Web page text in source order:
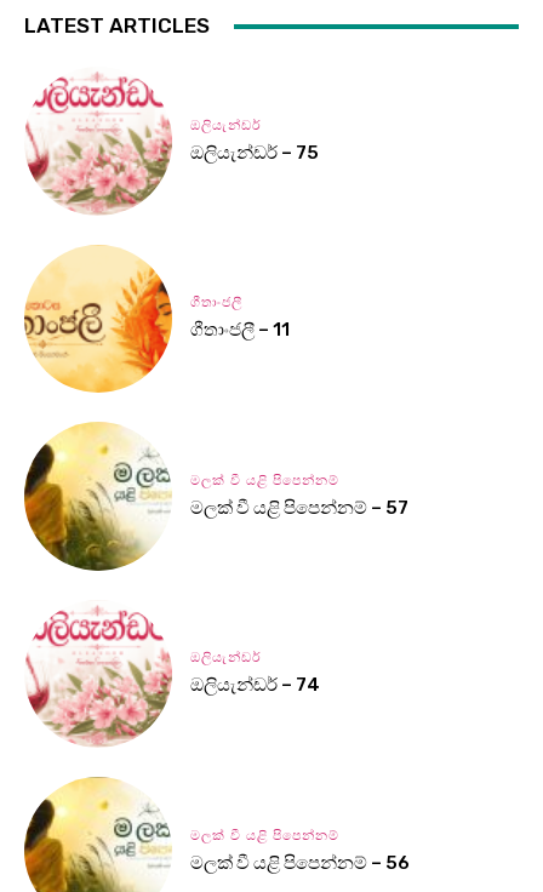
LATEST ARTICLES
ඔලියැන්ඩර්
ඔලියැන්ඩර් – 75
ගීතාංජලී
ගීතාංජලී – 11
මලක් වී යළි පිපෙන්නම්
මලක් වී යළි පිපෙන්නම් – 57
ඔලියැන්ඩර්
ඔලියැන්ඩර් – 74
මලක් වී යළි පිපෙන්නම්
මලක් වී යළි පිපෙන්නම් – 56